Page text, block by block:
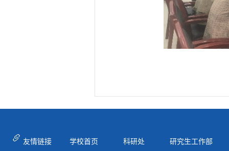
友情链接 学校首页 科研处 研究生工作部